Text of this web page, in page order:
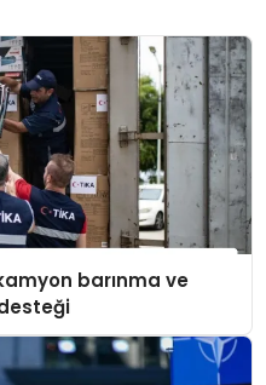
barınma ve